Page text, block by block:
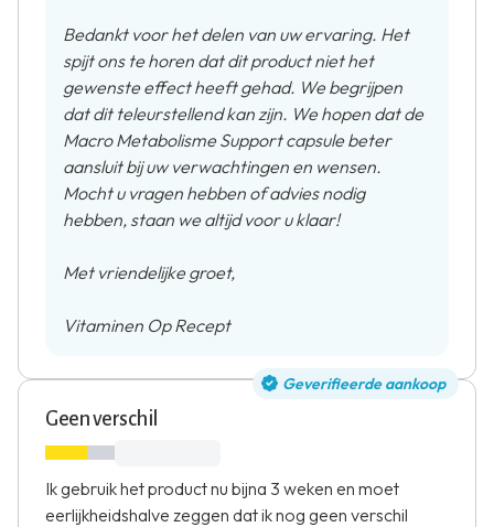
Bedankt voor het delen van uw ervaring. Het
spijt ons te horen dat dit product niet het
gewenste effect heeft gehad. We begrijpen
dat dit teleurstellend kan zijn. We hopen dat de
Macro Metabolisme Support capsule beter
aansluit bij uw verwachtingen en wensen.
Mocht u vragen hebben of advies nodig
hebben, staan we altijd voor u klaar!
Met vriendelijke groet,
Vitaminen Op Recept
Geverifieerde aankoop
Geen verschil
Ik gebruik het product nu bijna 3 weken en moet
eerlijkheidshalve zeggen dat ik nog geen verschil